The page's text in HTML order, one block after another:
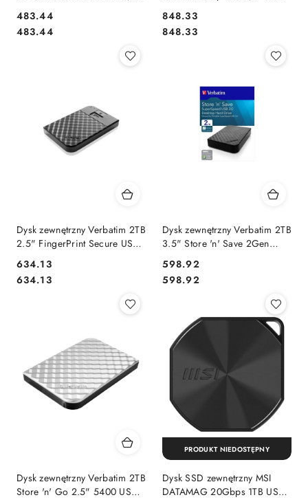
Cena:
483.44
Cena:
483.44
Cena:
848.33
Cena:
848.33
Dysk zewnętrzny Verbatim 2TB
2.5" FingerPrint Secure USB-
C 3.0 Gen1 czytnik linii
papilarnych
Cena:
634.13
Cena:
634.13
Dysk zewnętrzny Verbatim 2TB
3.5" Store 'n' Save 2Gen
czarny USB 3.0
Cena:
598.92
Cena:
598.92
Dysk zewnętrzny Verbatim 2TB
Store 'n' Go 2.5" 5400 USB
Dysk SSD zewnętrzny MSI
DATAMAG 20Gbps 1TB USB-
PRODUKT NIEDOSTĘPNY